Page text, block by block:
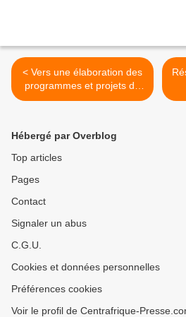
< Vers une élaboration des
programmes et projets de
développement du secteur
Hébergé par Overblog
Top articles
Pages
Contact
Signaler un abus
C.G.U.
Cookies et données personnelles
Préférences cookies
Voir le profil de Centrafrique-